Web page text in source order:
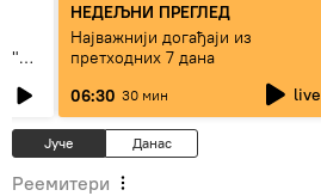
НЕДЕЉНИ ПРЕГЛЕД
Најважнији догађаји из
претходних 7 дана
06:30 30 мин live
Јуче Данас
Реемитери